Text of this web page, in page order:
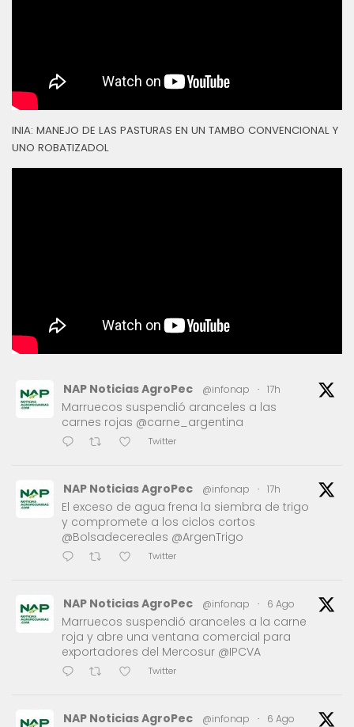
INIA: MANEJO DE LAS PASTURAS EN UN TAMBO CONVENCIONAL Y
UNO ROBATIZADOL
NAP Noticias AgroPec @infonap · 17h
Marruecos suspendió aranceles a las
carnes rojas @carne_argentina
Twitter
NAP Noticias AgroPec @infonap · 17h
El exceso de agua frena la siembra de trigo
y compromete a los ciclos cortos
@Bolsadecereales @ArgenTrigo
Twitter
NAP Noticias AgroPec @infonap · 6 Ago
Marruecos suspendió aranceles a la carne
roja y abre una ventana comercial para
exportadores del Mercosur @IPCVA
Twitter
NAP Noticias AgroPec @infonap · 6 Ago